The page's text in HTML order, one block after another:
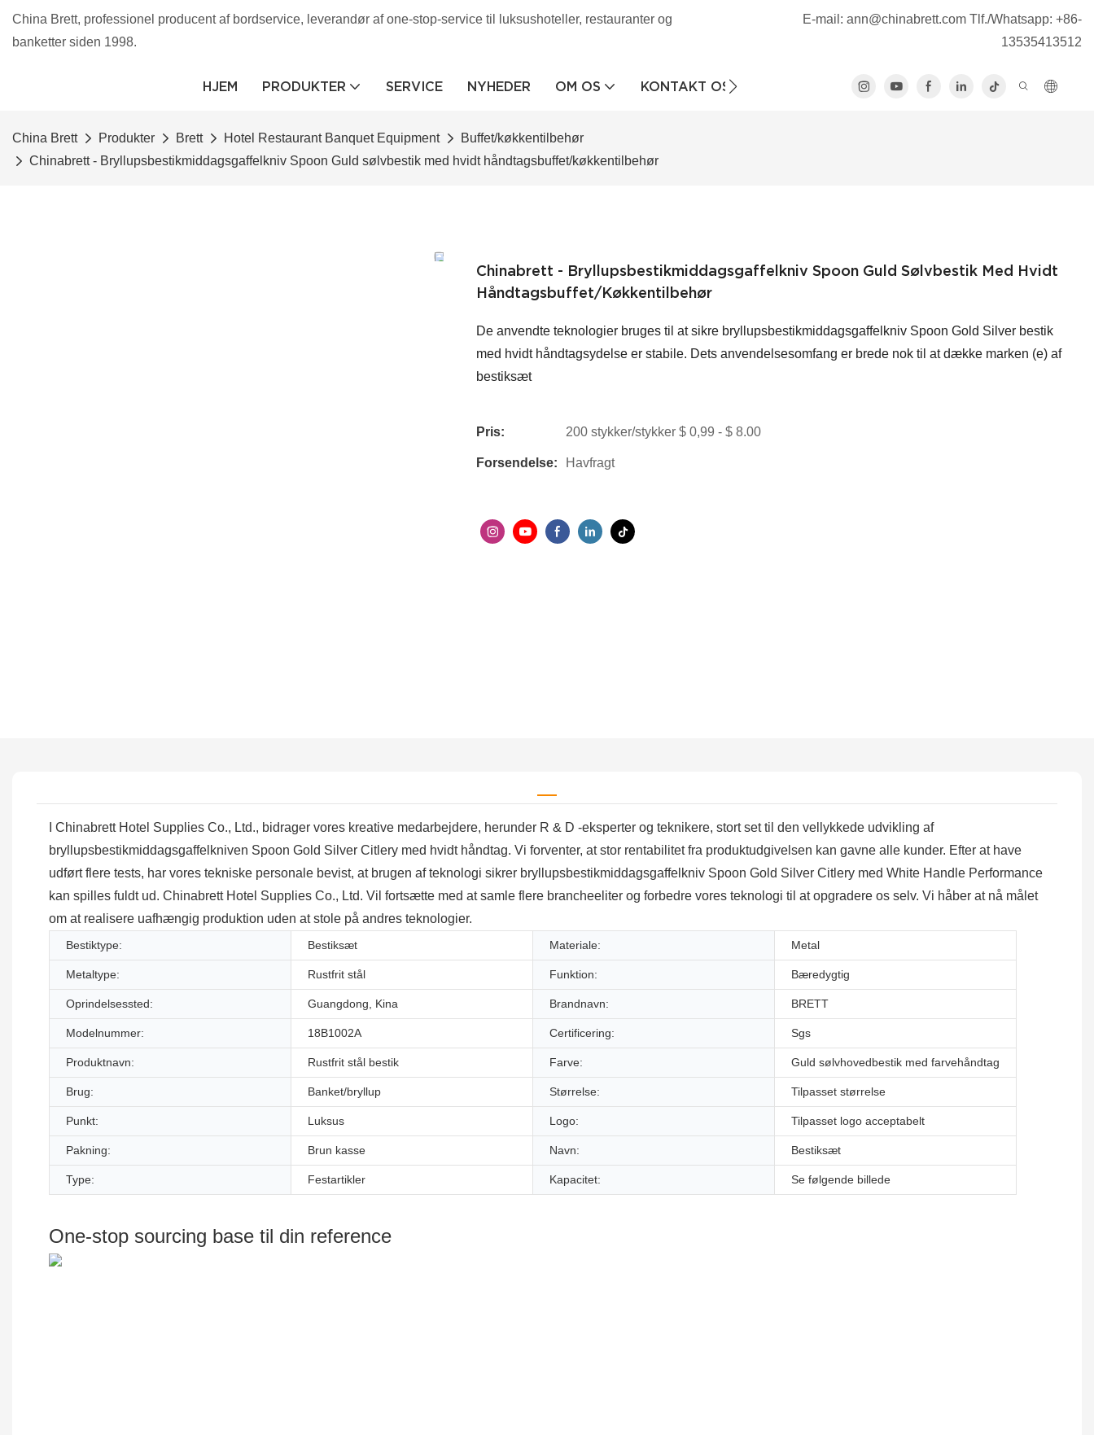
China Brett, professionel producent af bordservice, leverandør af one-stop-service til luksushoteller, restauranter og
banketter siden 1998.
E-mail: ann@chinabrett.com Tlf./Whatsapp: +86-
13535413512
HJEM PRODUKTER SERVICE NYHEDER OM OS KONTAKT OS
China Brett Produkter Brett Hotel Restaurant Banquet Equipment
Buffet/køkkentilbehør
Chinabrett - Bryllupsbestikmiddagsgaffelkniv Spoon Guld sølvbestik med hvidt håndtagsbuffet/køkkentilbehør
Chinabrett - Bryllupsbestikmiddagsgaffelkniv Spoon Guld Sølvbestik Med Hvidt
Håndtagsbuffet/køkkentilbehør
De anvendte teknologier bruges til at sikre bryllupsbestikmiddagsgaffelkniv Spoon Gold Silver bestik
med hvidt håndtagsydelse er stabile. Dets anvendelsesomfang er brede nok til at dække marken (e) af
bestiksæt
Pris: 200 stykker/stykker $ 0,99 - $ 8.00
Forsendelse: Havfragt
I Chinabrett Hotel Supplies Co., Ltd., bidrager vores kreative medarbejdere, herunder R & D -eksperter og teknikere, stort set til den vellykkede udvikling af
bryllupsbestikmiddagsgaffelkniven Spoon Gold Silver Citlery med hvidt håndtag. Vi forventer, at stor rentabilitet fra produktudgivelsen kan gavne alle kunder. Efter at have
udført flere tests, har vores tekniske personale bevist, at brugen af ​​teknologi sikrer bryllupsbestikmiddagsgaffelkniv Spoon Gold Silver Citlery med White Handle Performance
kan spilles fuldt ud. Chinabrett Hotel Supplies Co., Ltd. Vil fortsætte med at samle flere brancheeliter og forbedre vores teknologi til at opgradere os selv. Vi håber at nå målet
om at realisere uafhængig produktion uden at stole på andres teknologier.
Bestiktype: Bestiksæt Materiale: Metal
Metaltype: Rustfrit stål Funktion: Bæredygtig
Oprindelsessted: Guangdong, Kina Brandnavn: BRETT
Modelnummer: 18B1002A Certificering: Sgs
Produktnavn: Rustfrit stål bestik Farve: Guld sølvhovedbestik med farvehåndtag
Brug: Banket/bryllup Størrelse: Tilpasset størrelse
Punkt: Luksus Logo: Tilpasset logo acceptabelt
Pakning: Brun kasse Navn: Bestiksæt
Type: Festartikler Kapacitet: Se følgende billede
One-stop sourcing base til din reference